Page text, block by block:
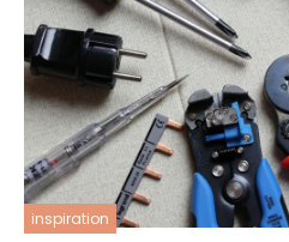
inspiration